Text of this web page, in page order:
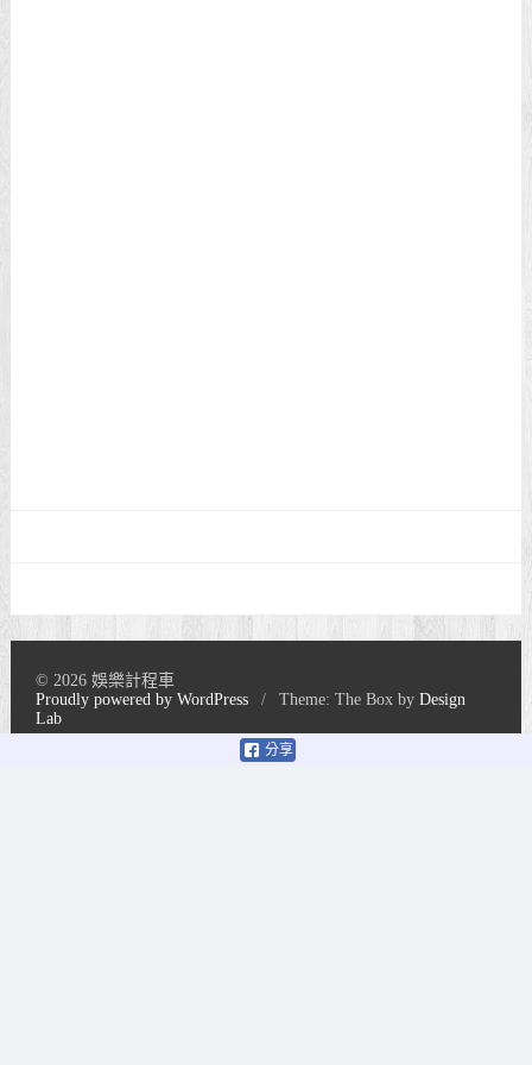
分享
© 2026 娛樂計程車
Proudly powered by WordPress
/ Theme: The Box byDesign
Lab